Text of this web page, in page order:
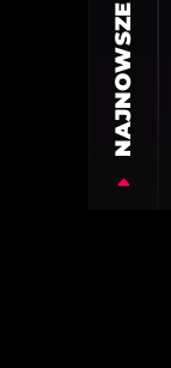
NAJNOWSZE